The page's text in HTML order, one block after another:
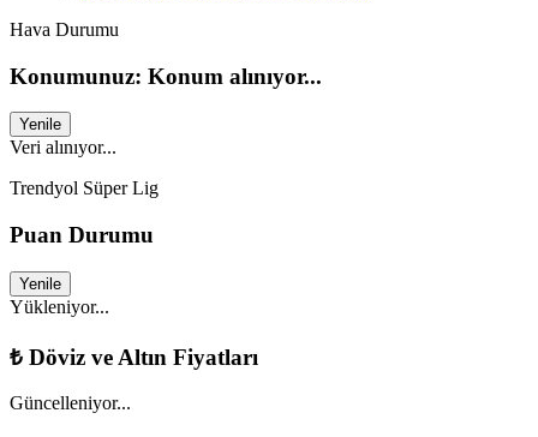
Hava Durumu
Konumunuz: Konum alınıyor...
Yenile
Veri alınıyor...
Trendyol Süper Lig
Puan Durumu
Yenile
Yükleniyor...
₺ Döviz ve Altın Fiyatları
Güncelleniyor...